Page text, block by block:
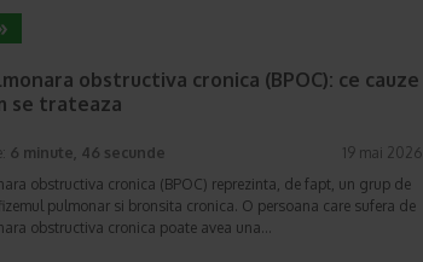
obstructiva cronica (BPOC): ce cauze
se trateaza
6 minute, 46 secunde
19 mai 2026
obstructiva cronica (BPOC) reprezinta, de fapt, un grup de
pulmonar si bronsita cronica. O persoana care sufera de
obstructiva cronica poate avea una…